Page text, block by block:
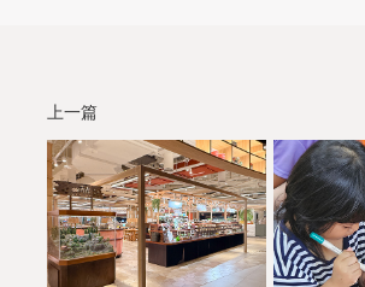
上一篇